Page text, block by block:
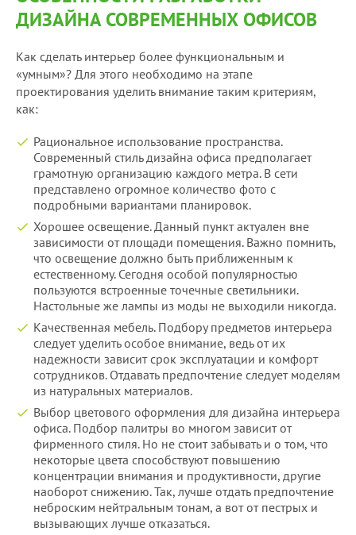
ДИЗАЙНА СОВРЕМЕННЫХ ОФИСОВ
Как сделать интерьер более функциональным и
«умным»? Для этого необходимо на этапе
проектирования уделить внимание таким критериям,
как:
Рациональное использование пространства.
Современный стиль дизайна офиса предполагает
грамотную организацию каждого метра. В сети
представлено огромное количество фото с
подробными вариантами планировок.
Хорошее освещение. Данный пункт актуален вне
зависимости от площади помещения. Важно помнить,
что освещение должно быть приближенным к
естественному. Сегодня особой популярностью
пользуются встроенные точечные светильники.
Настольные же лампы из моды не выходили никогда.
Качественная мебель. Подбору предметов интерьера
следует уделить особое внимание, ведь от их
надежности зависит срок эксплуатации и комфорт
сотрудников. Отдавать предпочтение следует моделям
из натуральных материалов.
Выбор цветового оформления для дизайна интерьера
офиса. Подбор палитры во многом зависит от
фирменного стиля. Но не стоит забывать и о том, что
некоторые цвета способствуют повышению
концентрации внимания и продуктивности, другие
наоборот снижению. Так, лучше отдать предпочтение
неброским нейтральным тонам, а вот от пестрых и
вызывающих лучше отказаться.